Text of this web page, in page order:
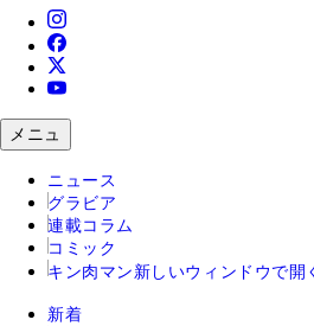
メニュ
ニュース
グラビア
連載コラム
コミック
キン肉マン 新しいウィンドウで開
新着